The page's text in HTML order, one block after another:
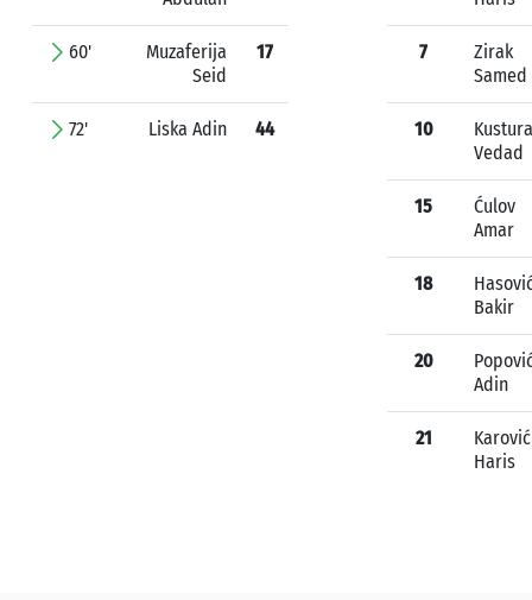
60'
Muzaferija
Seid
17
72' Liska Adin 44
7
Zirak
Samed
10
Kustura
Vedad
15
Ćulov
Amar
18
Bakir
20
Adin
21
Karović
Haris